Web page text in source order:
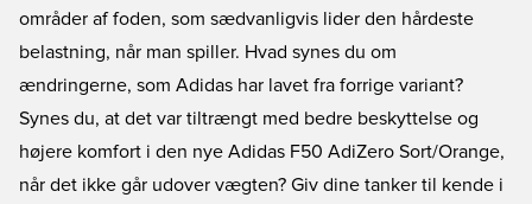
områder af foden, som sædvanligvis lider den hårdeste
belastning, når man spiller. Hvad synes du om
ændringerne, som Adidas har lavet fra forrige variant?
Synes du, at det var tiltrængt med bedre beskyttelse og
højere komfort i den nye Adidas F50 AdiZero Sort/Orange,
når det ikke går udover vægten? Giv dine tanker til kende i